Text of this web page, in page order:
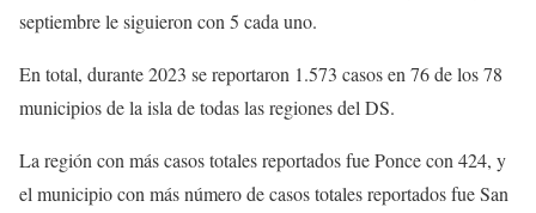
septiembre le siguieron con 5 cada uno.
En total, durante 2023 se reportaron 1.573 casos en 76 de los 78
municipios de la isla de todas las regiones del DS.
La región con más casos totales reportados fue Ponce con 424, y
el municipio con más número de casos totales reportados fue San